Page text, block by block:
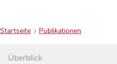
Startseite Publikationen
Überblick